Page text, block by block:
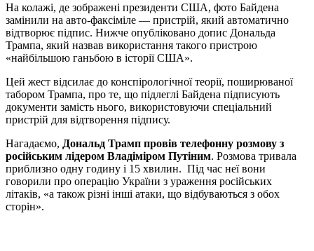
На колажі, де зображені президенти США, фото Байдена
замінили на авто-факсіміле — пристрій, який автоматично
відтворює підпис. Нижче опубліковано допис Дональда
Трампа, який назвав використання такого пристрою
«найбільшою ганьбою в історії США».
Цей жест відсилає до конспірологічної теорії, поширюваної
табором Трампа, про те, що підлеглі Байдена підписують
документи замість нього, використовуючи спеціальний
пристрій для відтворення підпису.
Нагадаємо, Дональд Трамп провів телефонну розмову з
російським лідером Владіміром Путіним. Розмова тривала
приблизно одну годину і 15 хвилин. Під час неї вони
говорили про операцію України з ураження російських
літаків, «а також різні інші атаки, що відбуваються з обох
сторін».